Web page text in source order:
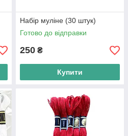
Набір муліне (30 штук)
Готово до відправки
250 ₴
Купити